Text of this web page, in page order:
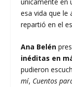
esa vida que le
repartió en el
Ana Belén
inéditas en
pudieron
mí, Cuentos